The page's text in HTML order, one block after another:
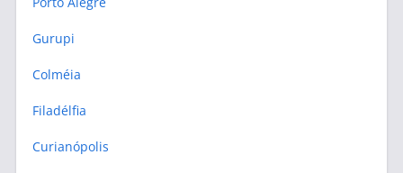
Gurupi
Colméia
Filadélfia
Curianópolis